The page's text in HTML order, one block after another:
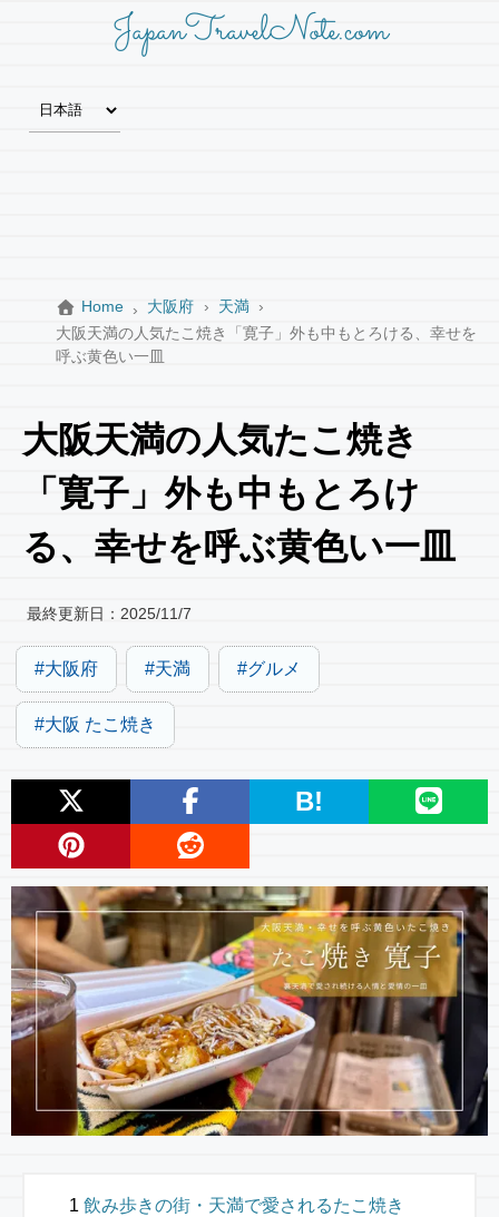
JapanTravelNote.com
Home 大阪府
天満
大阪天満の人気たこ焼き「寛子」外も中もとろける、幸せを
呼ぶ黄色い一皿
大阪天満の人気たこ焼き
「寛子」外も中もとろけ
る、幸せを呼ぶ黄色い一皿
最終更新日： 2025/11/7
大阪府 天満 グルメ
大阪 たこ焼き
B!
飲み歩きの街・天満で愛されるたこ焼き